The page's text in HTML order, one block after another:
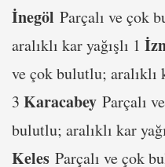
İnegöl Parçalı ve çok
aralıklı kar yağışlı 1
ve çok bulutlu; aralıklı
3 Karacabey Parçalı
bulutlu; aralıklı kar
Keles Parçalı ve çok